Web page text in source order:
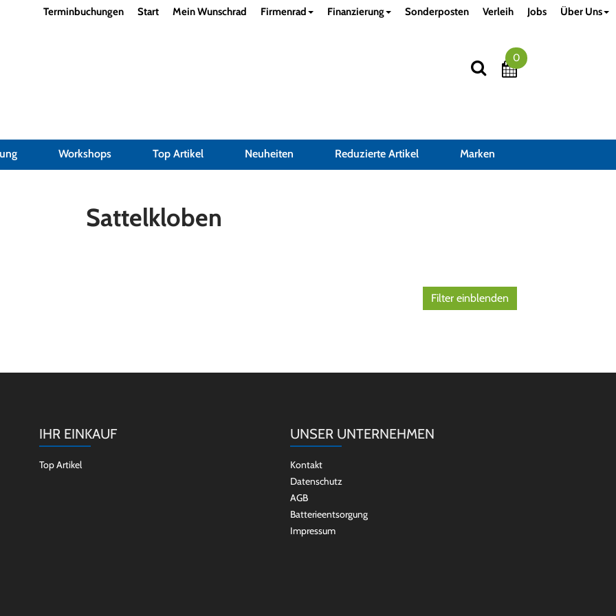
Terminbuchungen Start Mein Wunschrad Firmenrad Finanzierung Sonderposten Verleih Jobs Über Uns
0
Workshops Top Artikel Neuheiten Reduzierte Artikel Marken
Sattelkloben
Filter einblenden
IHR EINKAUF
Top Artikel
UNSER UNTERNEHMEN
Kontakt
Datenschutz
AGB
Batterieentsorgung
Impressum